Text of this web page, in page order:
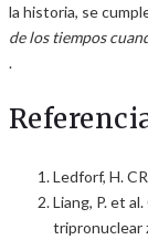
la historia, se
de los tiempos
.
Ledforf, H.
Liang, P. et
tripronuclear